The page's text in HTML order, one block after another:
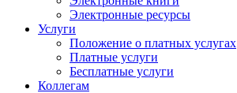
Электронные ресурсы
Услуги
Положение о платных услугах
Платные услуги
Бесплатные услуги
Коллегам